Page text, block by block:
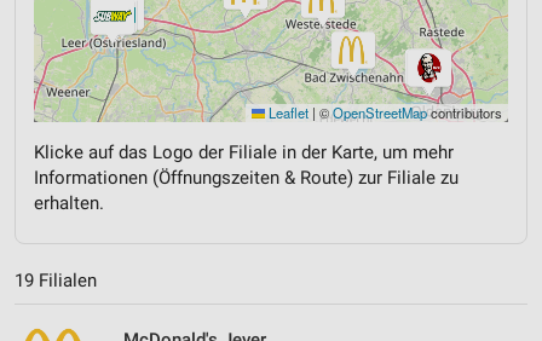
Leaflet | ©OpenStreetMapcontributors
Klicke auf das Logo der Filiale in der Karte, um mehr
Informationen (Öffnungszeiten & Route) zur Filiale zu
erhalten.
19 Filialen